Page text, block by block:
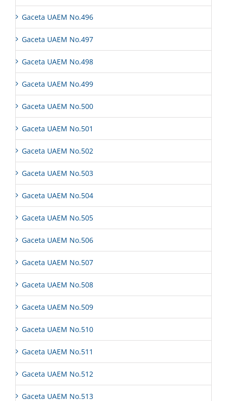
Gaceta UAEM No.496
Gaceta UAEM No.497
Gaceta UAEM No.498
Gaceta UAEM No.499
Gaceta UAEM No.500
Gaceta UAEM No.501
Gaceta UAEM No.502
Gaceta UAEM No.503
Gaceta UAEM No.504
Gaceta UAEM No.505
Gaceta UAEM No.506
Gaceta UAEM No.507
Gaceta UAEM No.508
Gaceta UAEM No.509
Gaceta UAEM No.510
Gaceta UAEM No.511
Gaceta UAEM No.512
Gaceta UAEM No.513